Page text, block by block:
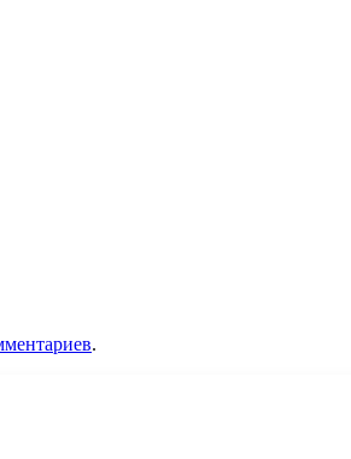
.